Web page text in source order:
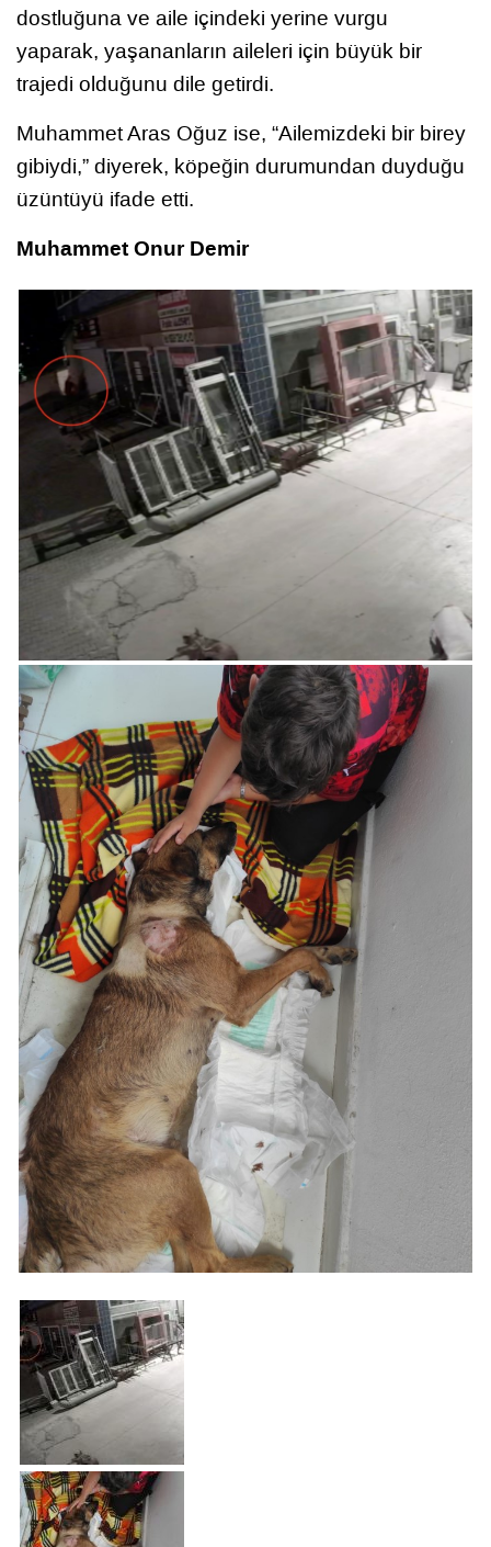
dostluğuna ve aile içindeki yerine vurgu
yaparak, yaşananların aileleri için büyük bir
trajedi olduğunu dile getirdi.
Muhammet Aras Oğuz ise, “Ailemizdeki bir birey
gibiydi,” diyerek, köpeğin durumundan duyduğu
üzüntüyü ifade etti.
Muhammet Onur Demir